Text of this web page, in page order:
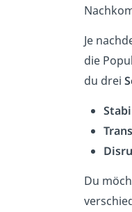
Je
die
du drei
Du